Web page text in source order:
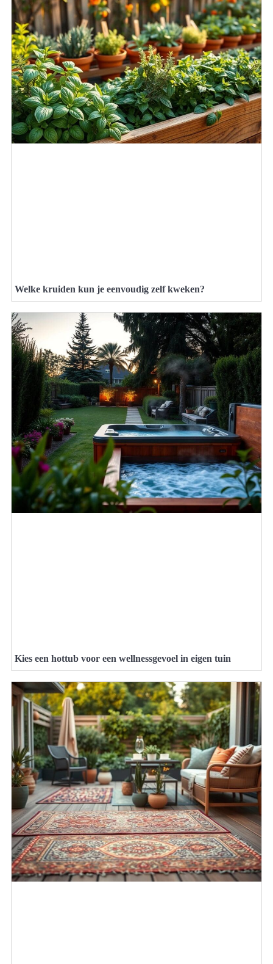
Welke kruiden kun je eenvoudig zelf kweken?
Kies een hottub voor een wellnessgevoel in eigen tuin